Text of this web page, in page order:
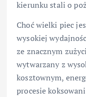
kierunku stali o
Choć wielki piec
wysokiej
ze znacznym
wytwarzany z
kosztownym,
procesie